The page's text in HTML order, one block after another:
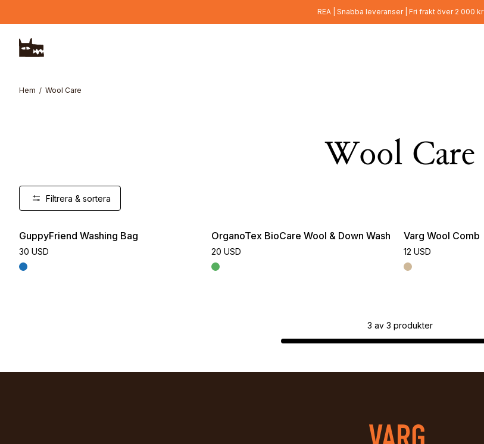
REA | Snabba leveranser | Fri frakt över 2 000 kr
Hem Wool Care
Wool Care
Filtrera & sortera
GuppyFriend Washing Bag
30 USD
OrganoTex BioCare Wool & Down Wash
20 USD
Varg Wool Comb
12 USD
3 av 3 produkter